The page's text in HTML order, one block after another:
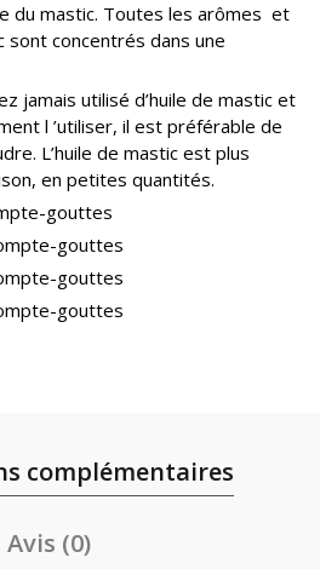
du mastic. Toutes les arômes et
concentrés dans une
jamais utilisé d’huile de mastic et
l ’utiliser, il est préférable de
L’huile de mastic est plus
en petites quantités.
gouttes
gouttes
gouttes
gouttes
complémentaires
Avis (0)